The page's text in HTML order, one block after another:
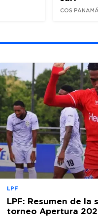
COS PANAMÁ
LPF
LPF: Resumen de
torneo Apertura